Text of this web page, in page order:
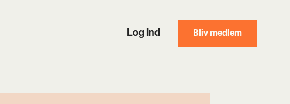
Log ind Bliv medlem